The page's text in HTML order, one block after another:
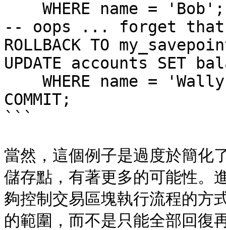
-- oops ... forget that
ROLLBACK TO
UPDATE accounts SET
COMMIT;
```
當然，這個例子是過度於簡化
儲存點，有著更多的可能性。
夠控制交易區塊執行流程的方
的範圍，而不是只能全部回復